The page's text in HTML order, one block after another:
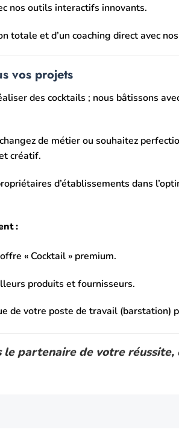
nos outils interactifs innovants.
totale et d’un coaching direct avec
vos projets
des cocktails ; nous bâtissons
de métier ou souhaitez
créatif.
d’établissements dans
:
« Cocktail » premium.
produits et fournisseurs.
de votre poste de travail (barstation)
le partenaire de votre